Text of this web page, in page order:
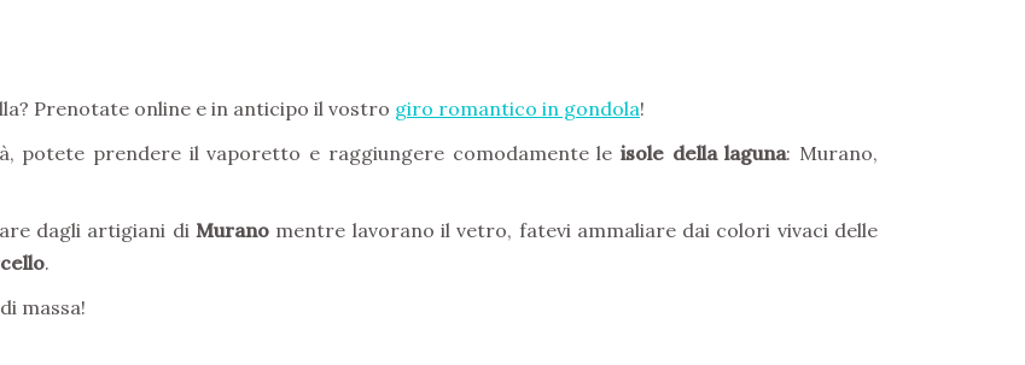
Prenotate online e in anticipo il vostro giro romantico in gondola!
potete prendere il vaporetto e raggiungere comodamente le isole della laguna: Murano,
dagli artigiani di Murano mentre lavorano il vetro, fatevi ammaliare dai colori vivaci delle
.
massa!